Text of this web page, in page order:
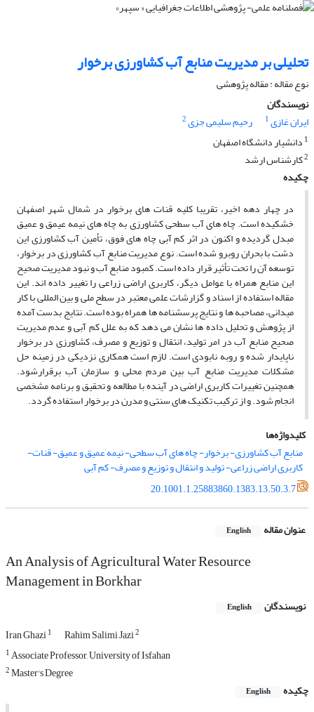
تحلیلى بر مدیریت منابع آب کشاورزى برخوار
نوع مقاله : مقاله پژوهشی
نویسندگان
ایران غازی1 رحیم سلیمی جزی2
1 دانشیار دانشگاه اصفهان
2کارشناس ارشد
چکیده
در چهار دهه اخیر، تقریبا کلیه قنات­ هاى برخوار در شمال شهر اصفهان
خشکیده است. چاه­ هاى آب سطحى کشاورزى به چاه­ هاى نیمه عیمق و عمیق
مبدل گردیده و اکنون در اثر کم آبى چاه­ هاى فوق، تأمین آب کشاورزى این
دشت با بحران روبرو شده است. نوع مدیریت منابع آب کشاورزى در برخوار،
توسعه آن را تحت تأثیر قرار داده است. کمبود منابع آب و نبود مدیریت صحیح
این منابع همراه با عوامل دیگر، کاربرى اراضى زراعى را تغییر داده ‏اند. این
مقاله استفاده از اسناد و گزارشات علمى معتبر در سطح ملى و بین‏ المللى با کار
میدانى، مصاحبه‏ ها و نتایج پرسشنامه‏ ها همراه بوده است. نتایج بدست آمده
از پژوهش و تحلیل داده‏ ها نشان مى ‏دهد که به علل کم آبى و عدم مدیریت
صحیح منابع آب در امر تولید، انتقال و توزیع و مصرف، کشاورزى در برخوار
ناپایدار شده و روبه نابودى است. لازم است همکارى نزدیکى در زمینه حل
مشکلات مدیریت منابع آب بین مردم محلى و سازمان آب برقرارشود.
همچنین تغییرات کاربرى اراضى در آینده با مطالعه و تحقیق و برنامه مشخصى
انجام شود. و از ترکیب تکنیک ­هاى سنتى و مدرن در برخوار استفاده گردد.
کلیدواژه‌ها
منابع آب کشاورزى- برخوار- چاه هاى آب سطحى- نیمه عمیق و عمیق- قنات-
کاربرى اراضى زراعى- تولید و انتقال و توزیع و مصرف- کم آبى
20.1001.1.25883860.1383.13.50.3.7
عنوان مقاله English
An Analysis of Agricultural Water Resource
Management in Borkhar
نویسندگان English
Iran Ghazi1 Rahim Salimi Jazi2
1Associate Professor, University of Isfahan
2Master's Degree
چکیده
English